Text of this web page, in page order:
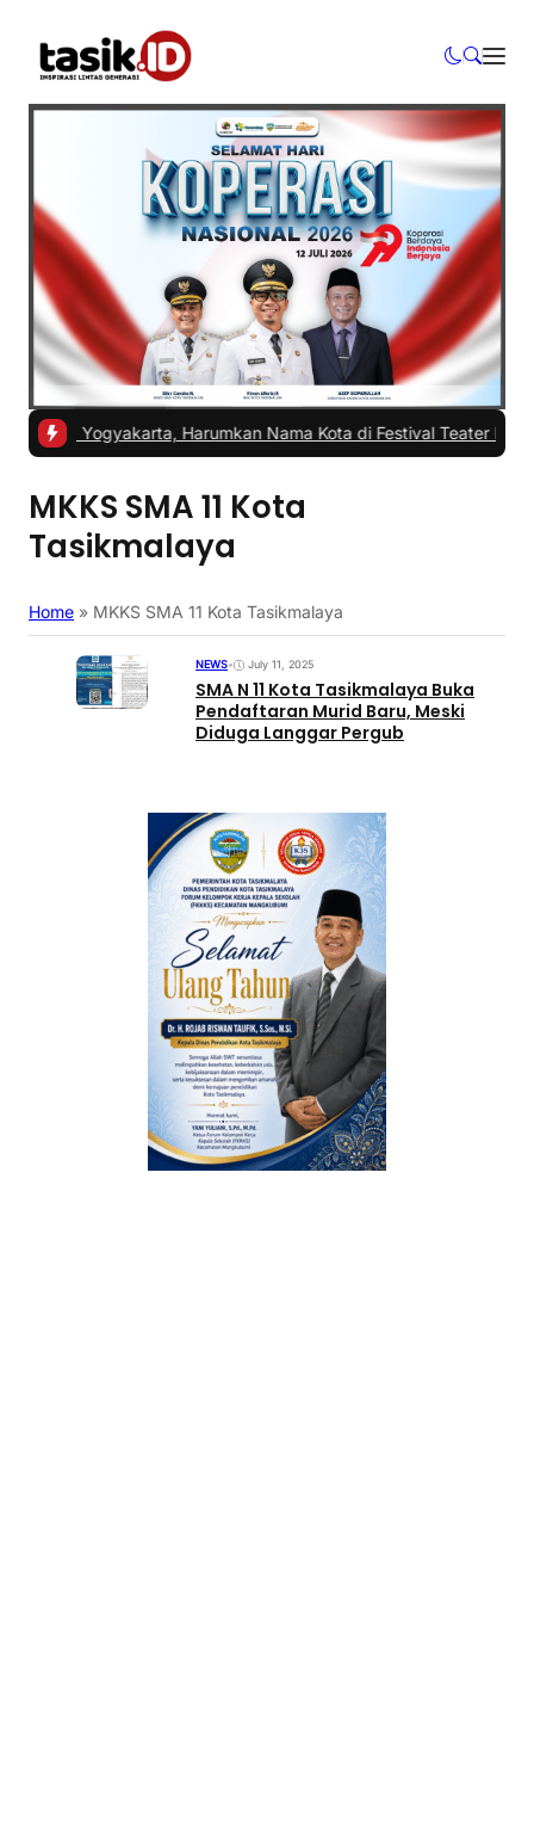
Yogyakarta, Harumkan Nama Kota di Festival Teater Remaja
MKKS SMA 11 Kota
Tasikmalaya
Home » MKKS SMA 11 Kota Tasikmalaya
NEWS• July 11, 2025
SMA N 11 Kota Tasikmalaya Buka
Pendaftaran Murid Baru, Meski
Diduga Langgar Pergub